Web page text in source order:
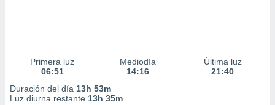
Primera luz
06:51
Mediodía
14:16
Última luz
21:40
Duración del día 13h 53m
Luz diurna restante 13h 35m